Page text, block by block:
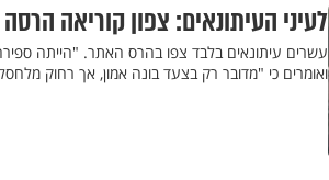
לעיני העיתונאים: צפון קוריאה
עשרים עיתונאים בלבד צפו בהרס האתר. "הייתה
ואומרים כי "מדובר רק בצעד בונה אמון, אך רחוק